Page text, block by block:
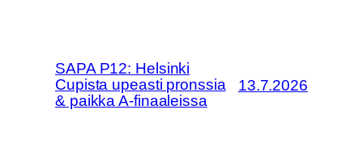
SAPA P12: Helsinki
Cupista upeasti pronssia
& paikka A-finaaleissa
13.7.2026